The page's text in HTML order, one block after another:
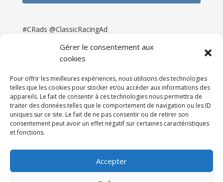
Gérer le consentement aux
cookies
Pour offrir les meilleures expériences, nous utilisons des technologies
telles que les cookies pour stocker et/ou accéder aux informations des
appareils. Le fait de consentir à ces technologies nous permettra de
traiter des données telles que le comportement de navigation ou les ID
uniques sur ce site. Le fait de ne pas consentir ou de retirer son
consentement peut avoir un effet négatif sur certaines caractéristiques
et fonctions.
Accepter
#CRads @ClassicRacingAd
Newsletter & Presse
Partenaires
Tarifs
Espace Client